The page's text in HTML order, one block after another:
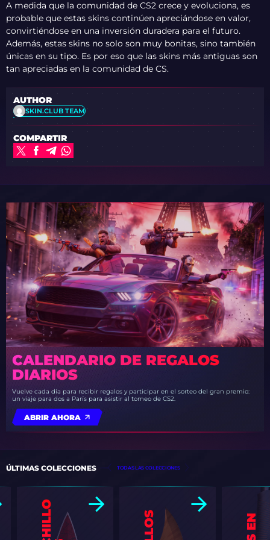
A medida que la comunidad de CS2 crece y evoluciona, es
probable que estas skins continúen apreciándose en valor,
convirtiéndose en una inversión duradera para el futuro.
Además, estas skins no solo son muy bonitas, sino también
únicas en su tipo. Es por eso que las skins más antiguas son
tan apreciadas en la comunidad de CS.
AUTHOR
SKIN.CLUB TEAM
COMPARTIR
CALENDARIO DE REGALOS
DIARIOS
Vuelve cada día para recibir regalos y participar en el sorteo del gran premio:
un viaje para dos a París para asistir al torneo de CS2.
ABRIR AHORA
ÚLTIMAS COLECCIONES TODAS LAS COLECCIONES